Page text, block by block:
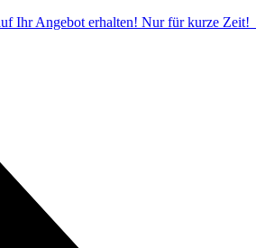
Ihr Angebot erhalten! Nur für kurze Zeit!